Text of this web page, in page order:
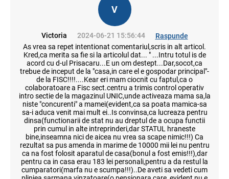
V
Victoria 2024-06-21 15:56:44
Raspunde
As vrea sa repet intentionat comentariul,scris in alt articol.
Kred,ca merita sa fie si la articolul dat... " ...Intru totul is de
acord cu d-ul Prisacaru...E un om destept...Dar,socot,ca
trebue de inceput de la "casa,in care el e gospodar principal"-
de la FISC!!!!....Kear eri mam ciocnit cu faptul,ca o
colaboratoare a Fisc sect.centru a trimis control operativ
intro sectie de la magazinul UNIC,unde activeaza mama sa,la
niste "concurenti" a mamei(evident,ca sa poata mamica-sa
sa-i aduca venit mai mult ei..Is convinsa,ca lucreaza pentru
dinsa(functionarii de stat nu au dreptul de a ocupa functii
prin cumul in alte intreprinderi,dar STATUL hraneste
bine,inseamna nici de aicea nu vrea sa scape nimic!!!) Ca
rezultat sa pus amenda in marime de 10000 mii lei nu pentru
ca na fost folosit aparatul de casa(bonul a fost emis!!!),dar
pentru ca in casa erau 183 lei personali,pentru a da restul la
cumparatori(marfa nu e scumpa!!!)..De aveti sa vedeti cum